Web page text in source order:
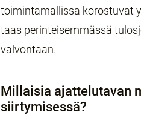
toimintamallissa korostuvat
taas perinteisemmässä
valvontaan.
Millaisia ajattelutavan
siirtymisessä?